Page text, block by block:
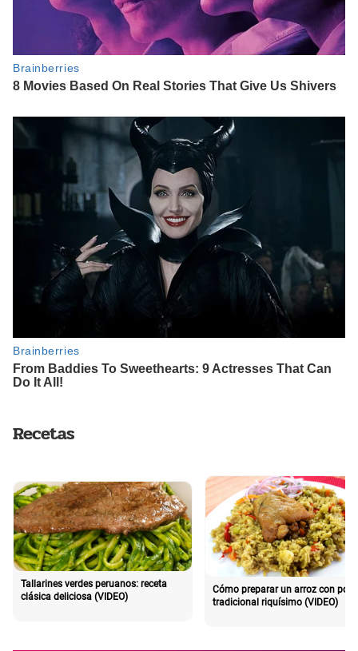
Recetas
Tallarines verdes peruanos: receta
clásica deliciosa (VIDEO)
Cómo preparar un arroz con pollo
tradicional riquísimo (VIDEO)